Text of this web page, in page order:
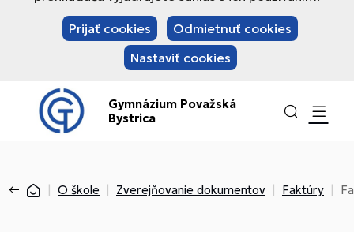
Prijať cookies
Odmietnuť cookies
Nastaviť cookies
Gymnázium Považská
Bystrica
O škole Zverejňovanie dokumentov Faktúry